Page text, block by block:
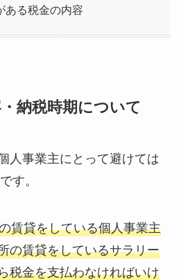
ある税金の内容
納税時期について
人事業主にとって避けては
です。
賃貸をしている個人事業主
の賃貸をしているサラリー
税金を支払わなければいけ